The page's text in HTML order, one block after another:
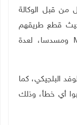
من قبل الوكالة
حيث قطع طريقهم
ومسدسا، لعدة
البلجيكي، كما
أي خطأ، وذلك